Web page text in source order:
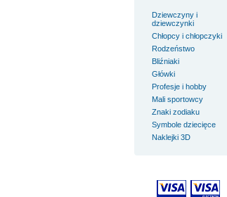
Dziewczyny i
dziewczynki
Chłopcy i chłopczyki
Rodzeństwo
Bliźniaki
Główki
Profesje i hobby
Mali sportowcy
Znaki zodiaku
Symbole dziecięce
Naklejki 3D